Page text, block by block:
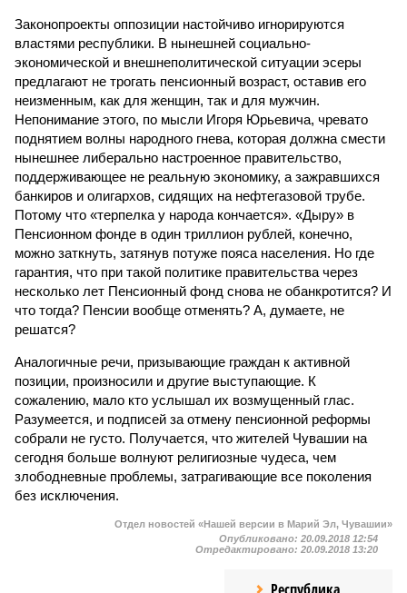
Законопроекты оппозиции настойчиво игнорируются
властями республики. В нынешней социально-
экономической и внешнеполитической ситуации эсеры
предлагают не трогать пенсионный возраст, оставив его
неизменным, как для женщин, так и для мужчин.
Непонимание этого, по мысли Игоря Юрьевича, чревато
поднятием волны народного гнева, которая должна смести
нынешнее либерально настроенное правительство,
поддерживающее не реальную экономику, а зажравшихся
банкиров и олигархов, сидящих на нефтегазовой трубе.
Потому что «терпелка у народа кончается». «Дыру» в
Пенсионном фонде в один триллион рублей, конечно,
можно заткнуть, затянув потуже пояса населения. Но где
гарантия, что при такой политике правительства через
несколько лет Пенсионный фонд снова не обанкротится? И
что тогда? Пенсии вообще отменять? А, думаете, не
решатся?
Аналогичные речи, призывающие граждан к активной
позиции, произносили и другие выступающие. К
сожалению, мало кто услышал их возмущенный глас.
Разумеется, и подписей за отмену пенсионной реформы
собрали не густо. Получается, что жителей Чувашии на
сегодня больше волнуют религиозные чудеса, чем
злободневные проблемы, затрагивающие все поколения
без исключения.
Отдел новостей «Нашей версии в Марий Эл, Чувашии»
Опубликовано: 20.09.2018 12:54
Отредактировано: 20.09.2018 13:20